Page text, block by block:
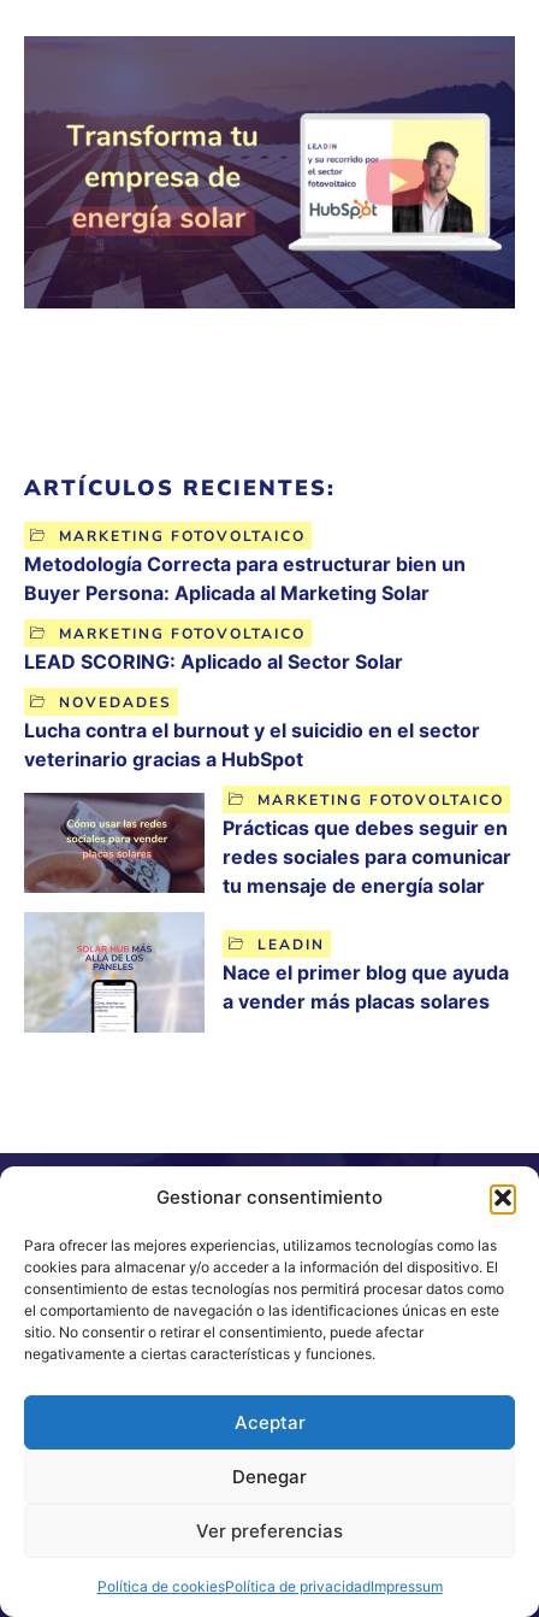
Gestionar consentimiento
Para ofrecer las mejores experiencias, utilizamos tecnologías como las
cookies para almacenar y/o acceder a la información del dispositivo. El
consentimiento de estas tecnologías nos permitirá procesar datos como
el comportamiento de navegación o las identificaciones únicas en este
sitio. No consentir o retirar el consentimiento, puede afectar
negativamente a ciertas características y funciones.
Aceptar
Denegar
Ver preferencias
Política de cookiesPolítica de privacidadImpressum
ARTÍCULOS RECIENTES:
MARKETING FOTOVOLTAICO
Metodología Correcta para estructurar bien un
Buyer Persona: Aplicada al Marketing Solar
MARKETING FOTOVOLTAICO
LEAD SCORING: Aplicado al Sector Solar
NOVEDADES
Lucha contra el burnout y el suicidio en el sector
veterinario gracias a HubSpot
MARKETING FOTOVOLTAICO
Prácticas que debes seguir en
redes sociales para comunicar
tu mensaje de energía solar
LEADIN
Nace el primer blog que ayuda
a vender más placas solares
¿LISTO
PARA
GANAR?
Descubre cómo
puedes exprimir todo
de una forma rápida